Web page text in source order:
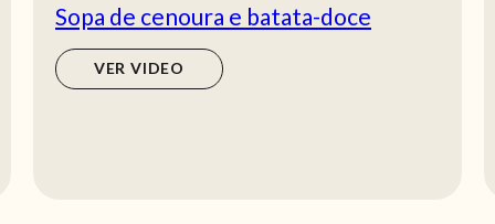
Sopa de cenoura e batata-doce
VER VIDEO